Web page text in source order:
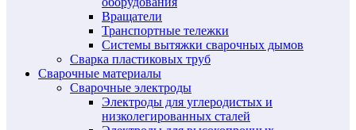
Вращатели
Транспортные тележки
Системы вытяжки сварочных дымов
Сварка пластиковых труб
Сварочные материалы
Сварочные электроды
Электроды для углеродистых и
низколегированных сталей